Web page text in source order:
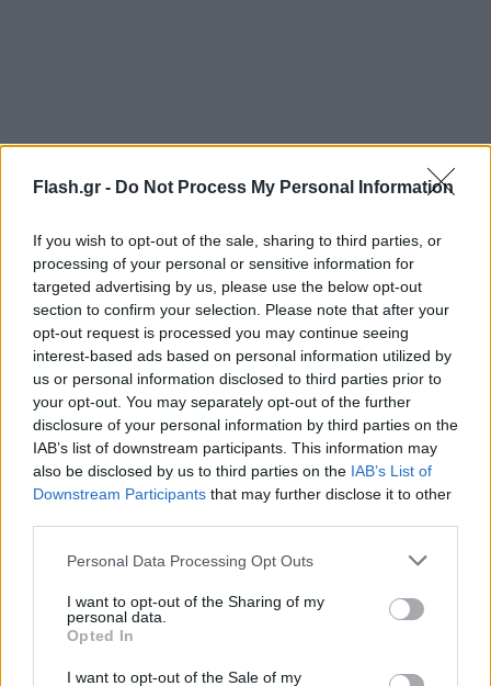
Flash.gr - Do Not Process My Personal Information
If you wish to opt-out of the sale, sharing to third parties, or
processing of your personal or sensitive information for
targeted advertising by us, please use the below opt-out
section to confirm your selection. Please note that after your
opt-out request is processed you may continue seeing
interest-based ads based on personal information utilized by
us or personal information disclosed to third parties prior to
your opt-out. You may separately opt-out of the further
disclosure of your personal information by third parties on the
IAB’s list of downstream participants. This information may
also be disclosed by us to third parties on the IAB’s List of
Downstream Participants that may further disclose it to other
Please note that this website/app uses one or more Google
not limited to your visit or usage behaviour. You may click to
grant or deny consent to Google and its third-party tags to
use your data for below specified purposes in below Google
consent section.
Personal Data Processing Opt Outs
I want to opt-out of the Sharing of my
personal data.
Opted In
I want to opt-out of the Sale of my
FLASH FOCUS